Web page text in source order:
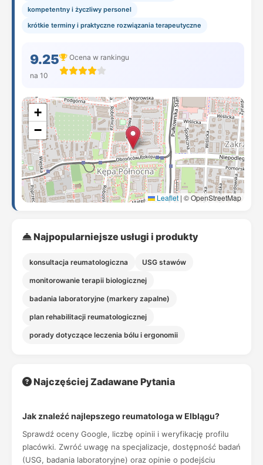
kompetentny i życzliwy personel
krótkie terminy i praktyczne rozwiązania terapeutyczne
9.25
na 10
Ocena w rankingu
+
−
Leaflet | © OpenStreetMap
Najpopularniejsze usługi i produkty
konsultacja reumatologiczna USG stawów
monitorowanie terapii biologicznej
badania laboratoryjne (markery zapalne)
plan rehabilitacji reumatologicznej
porady dotyczące leczenia bólu i ergonomii
Najczęściej Zadawane Pytania
Jak znaleźć najlepszego reumatologa w Elblągu?
Sprawdź oceny Google, liczbę opinii i weryfikację profilu
placówki. Zwróć uwagę na specjalizacje, dostępność badań
(USG, badania laboratoryjne) oraz opinie o podejściu